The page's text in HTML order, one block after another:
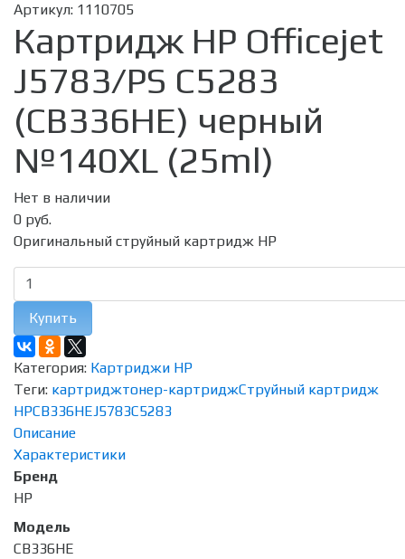
Артикул: 1110705
Картридж HP Officejet
J5783/PS C5283
(CB336HE) черный
№140XL (25ml)
Нет в наличии
0 руб.
Оригинальный струйный картридж HP
Купить
Категория: Картриджи HP
Теги: картриджтонер-картриджСтруйный картридж
HPCB336HEJ5783C5283
Описание
Характеристики
Бренд
HP
Модель
CB336HE